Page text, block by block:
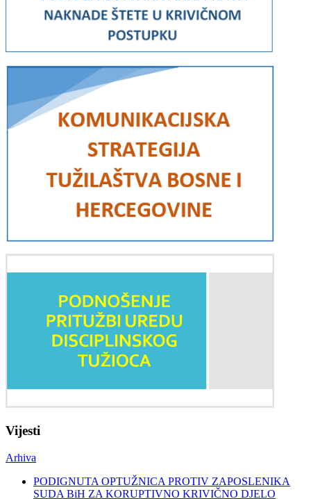
Vijesti
Arhiva
PODIGNUTA OPTUŽNICA PROTIV ZAPOSLENIKA
SUDA BiH ZA KORUPTIVNO KRIVIČNO DJELO